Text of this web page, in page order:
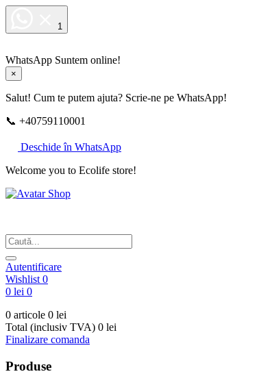
1
WhatsApp Suntem online!
×
Salut! Cum te putem ajuta? Scrie-ne pe WhatsApp!
📞 +40759110001
Deschide în WhatsApp
Welcome you to Ecolife store!
Autentificare
Wishlist 0
0 lei 0
0 articole 0 lei
Total (inclusiv TVA) 0 lei
Finalizare comanda
Produse